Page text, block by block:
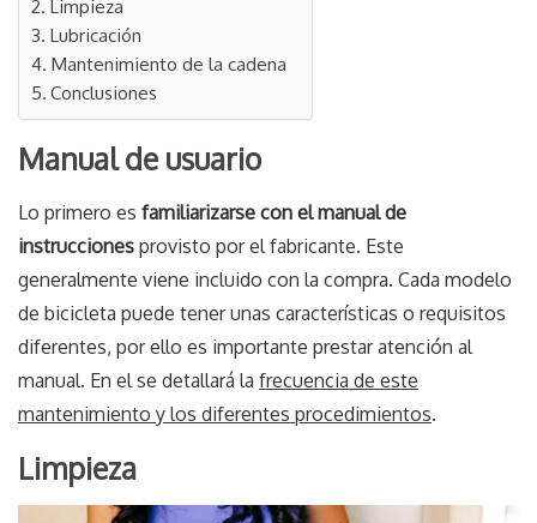
Limpieza
Lubricación
Mantenimiento de la cadena
Conclusiones
Manual de usuario
Lo primero es familiarizarse con el manual de
instrucciones provisto por el fabricante. Este
generalmente viene incluido con la compra. Cada modelo
de bicicleta puede tener unas características o requisitos
diferentes, por ello es importante prestar atención al
manual. En el se detallará la frecuencia de este
mantenimiento y los diferentes procedimientos.
Limpieza